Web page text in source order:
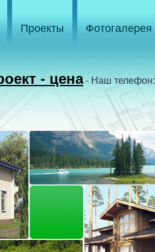
Проекты Фотогалерея
- цена- Наш телефон: